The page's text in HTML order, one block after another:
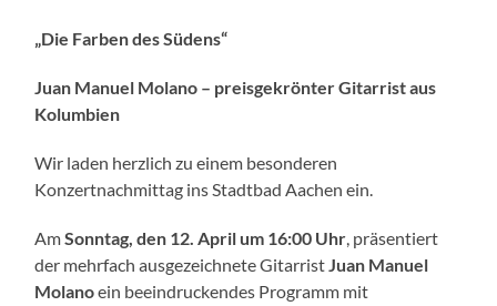
„Die Farben des Südens“
Juan Manuel Molano – preisgekrönter Gitarrist aus
Kolumbien
Wir laden herzlich zu einem besonderen
Konzertnachmittag ins Stadtbad Aachen ein.
AmSonntag, den 12. April um 16:00 Uhr, präsentiert
der mehrfach ausgezeichnete GitarristJuan Manuel
Molanoein beeindruckendes Programm mit